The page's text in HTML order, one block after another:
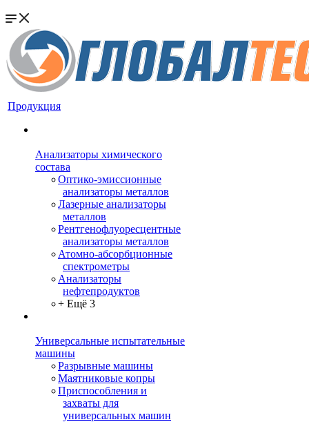
Продукция
Анализаторы химического
состава
Оптико-эмиссионные
анализаторы металлов
Лазерные анализаторы
металлов
Рентгенофлуоресцентные
анализаторы металлов
Атомно-абсорбционные
спектрометры
Анализаторы
нефтепродуктов
+ Ещё 3
Универсальные испытательные
машины
Разрывные машины
Маятниковые копры
Приспособления и
захваты для
универсальных машин